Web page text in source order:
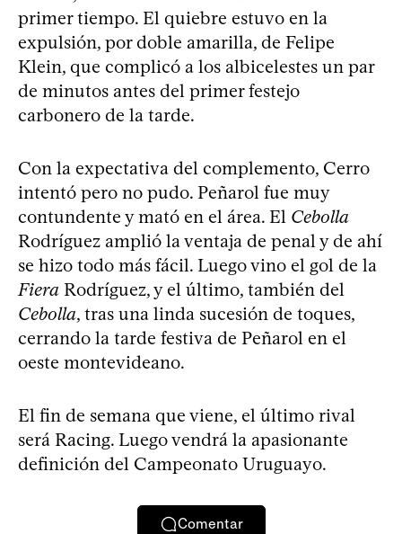
primer tiempo. El quiebre estuvo en la
expulsión, por doble amarilla, de Felipe
Klein, que complicó a los albicelestes un par
de minutos antes del primer festejo
carbonero de la tarde.
Con la expectativa del complemento, Cerro
intentó pero no pudo. Peñarol fue muy
contundente y mató en el área. El Cebolla
Rodríguez amplió la ventaja de penal y de ahí
se hizo todo más fácil. Luego vino el gol de la
Fiera Rodríguez, y el último, también del
Cebolla, tras una linda sucesión de toques,
cerrando la tarde festiva de Peñarol en el
oeste montevideano.
El fin de semana que viene, el último rival
será Racing. Luego vendrá la apasionante
definición del Campeonato Uruguayo.
Comentar